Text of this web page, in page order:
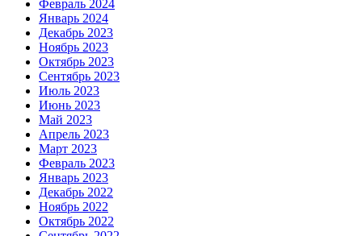
Февраль 2024
Январь 2024
Декабрь 2023
Ноябрь 2023
Октябрь 2023
Сентябрь 2023
Июль 2023
Июнь 2023
Май 2023
Апрель 2023
Март 2023
Февраль 2023
Январь 2023
Декабрь 2022
Ноябрь 2022
Октябрь 2022